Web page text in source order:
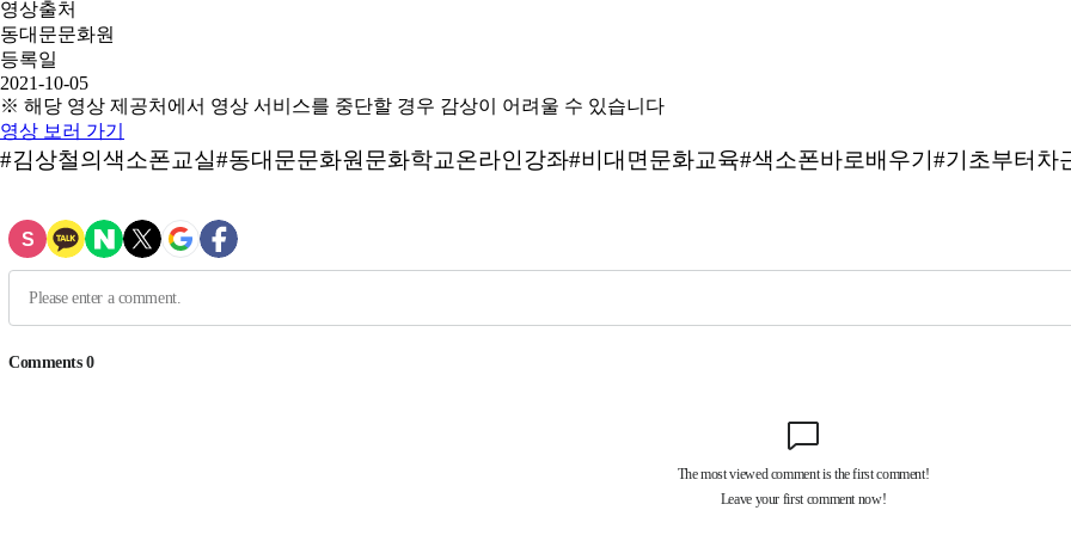
영상출처
동대문문화원
등록일
2021-10-05
※ 해당 영상 제공처에서 영상 서비스를 중단할 경우 감상이 어려울 수 있습니다
영상 보러 가기
#김상철의색소폰교실#동대문문화원문화학교온라인강좌#비대면문화교육#색소폰바로배우기#기초부터차